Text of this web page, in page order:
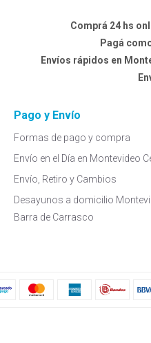
Comprá 24 hs
Pagá
Envíos rápidos en
Pago y Envío
Formas de pago y compra
Envío en el Día en Montevideo
Envío, Retiro y Cambios
Desayunos a domicilio
Barra de Carrasco